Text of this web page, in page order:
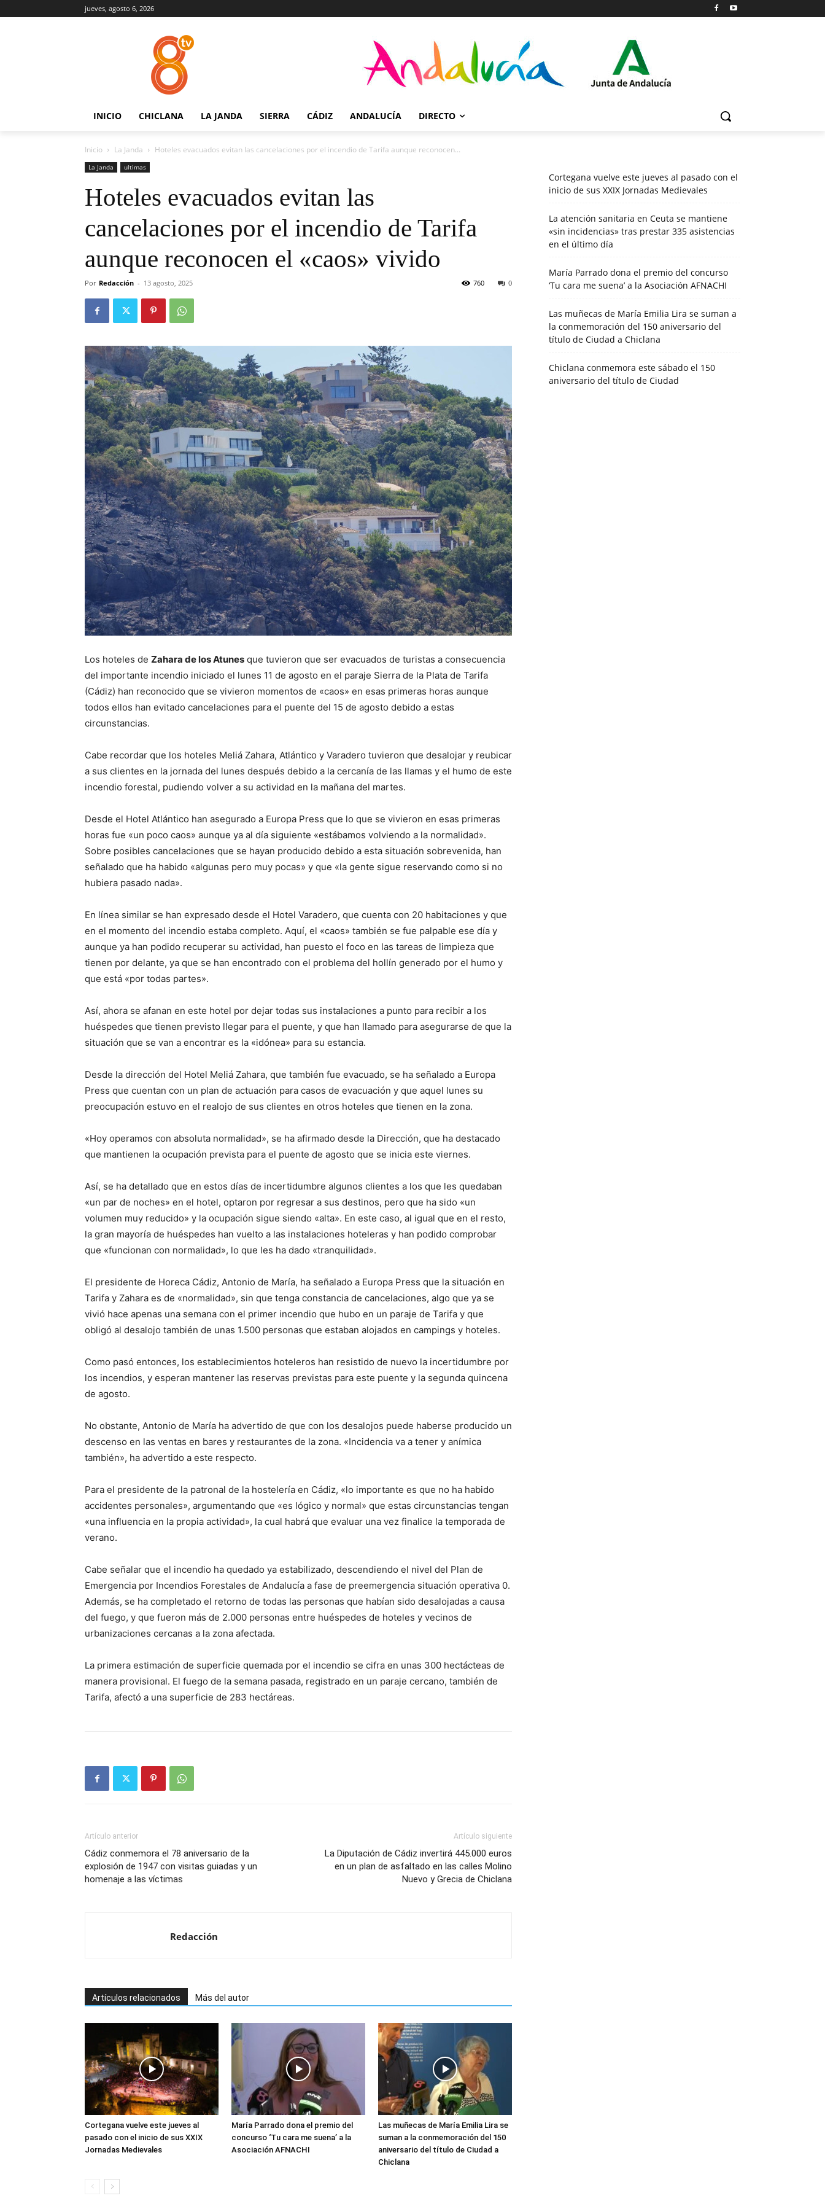
jueves, agosto 6, 2026
INICIO CHICLANA LA JANDA SIERRA CÁDIZ ANDALUCÍA DIRECTO
Inicio La Janda Hoteles evacuados evitan las cancelaciones por el incendio de Tarifa aunque reconocen...
La Janda ultimas
Hoteles evacuados evitan las
cancelaciones por el incendio de Tarifa
aunque reconocen el «caos» vivido
Por Redacción - 13 agosto, 2025 0
760
Los hoteles de Zahara de los Atunes que tuvieron que ser evacuados de turistas a consecuencia
del importante incendio iniciado el lunes 11 de agosto en el paraje Sierra de la Plata de Tarifa
(Cádiz) han reconocido que se vivieron momentos de «caos» en esas primeras horas aunque
todos ellos han evitado cancelaciones para el puente del 15 de agosto debido a estas
circunstancias.
Cabe recordar que los hoteles Meliá Zahara, Atlántico y Varadero tuvieron que desalojar y reubicar
a sus clientes en la jornada del lunes después debido a la cercanía de las llamas y el humo de este
incendio forestal, pudiendo volver a su actividad en la mañana del martes.
Desde el Hotel Atlántico han asegurado a Europa Press que lo que se vivieron en esas primeras
horas fue «un poco caos» aunque ya al día siguiente «estábamos volviendo a la normalidad».
Sobre posibles cancelaciones que se hayan producido debido a esta situación sobrevenida, han
señalado que ha habido «algunas pero muy pocas» y que «la gente sigue reservando como si no
hubiera pasado nada».
En línea similar se han expresado desde el Hotel Varadero, que cuenta con 20 habitaciones y que
en el momento del incendio estaba completo. Aquí, el «caos» también se fue palpable ese día y
aunque ya han podido recuperar su actividad, han puesto el foco en las tareas de limpieza que
tienen por delante, ya que se han encontrado con el problema del hollín generado por el humo y
que está «por todas partes».
Así, ahora se afanan en este hotel por dejar todas sus instalaciones a punto para recibir a los
huéspedes que tienen previsto llegar para el puente, y que han llamado para asegurarse de que la
situación que se van a encontrar es la «idónea» para su estancia.
Desde la dirección del Hotel Meliá Zahara, que también fue evacuado, se ha señalado a Europa
Press que cuentan con un plan de actuación para casos de evacuación y que aquel lunes su
preocupación estuvo en el realojo de sus clientes en otros hoteles que tienen en la zona.
«Hoy operamos con absoluta normalidad», se ha afirmado desde la Dirección, que ha destacado
que mantienen la ocupación prevista para el puente de agosto que se inicia este viernes.
Así, se ha detallado que en estos días de incertidumbre algunos clientes a los que les quedaban
«un par de noches» en el hotel, optaron por regresar a sus destinos, pero que ha sido «un
volumen muy reducido» y la ocupación sigue siendo «alta». En este caso, al igual que en el resto,
la gran mayoría de huéspedes han vuelto a las instalaciones hoteleras y han podido comprobar
que «funcionan con normalidad», lo que les ha dado «tranquilidad».
El presidente de Horeca Cádiz, Antonio de María, ha señalado a Europa Press que la situación en
Tarifa y Zahara es de «normalidad», sin que tenga constancia de cancelaciones, algo que ya se
vivió hace apenas una semana con el primer incendio que hubo en un paraje de Tarifa y que
obligó al desalojo también de unas 1.500 personas que estaban alojados en campings y hoteles.
Como pasó entonces, los establecimientos hoteleros han resistido de nuevo la incertidumbre por
los incendios, y esperan mantener las reservas previstas para este puente y la segunda quincena
de agosto.
No obstante, Antonio de María ha advertido de que con los desalojos puede haberse producido un
descenso en las ventas en bares y restaurantes de la zona. «Incidencia va a tener y anímica
también», ha advertido a este respecto.
Para el presidente de la patronal de la hostelería en Cádiz, «lo importante es que no ha habido
accidentes personales», argumentando que «es lógico y normal» que estas circunstancias tengan
«una influencia en la propia actividad», la cual habrá que evaluar una vez finalice la temporada de
verano.
Cabe señalar que el incendio ha quedado ya estabilizado, descendiendo el nivel del Plan de
Emergencia por Incendios Forestales de Andalucía a fase de preemergencia situación operativa 0.
Además, se ha completado el retorno de todas las personas que habían sido desalojadas a causa
del fuego, y que fueron más de 2.000 personas entre huéspedes de hoteles y vecinos de
urbanizaciones cercanas a la zona afectada.
La primera estimación de superficie quemada por el incendio se cifra en unas 300 hectácteas de
manera provisional. El fuego de la semana pasada, registrado en un paraje cercano, también de
Tarifa, afectó a una superficie de 283 hectáreas.
Artículo anterior
Cádiz conmemora el 78 aniversario de la
explosión de 1947 con visitas guiadas y un
homenaje a las víctimas
Artículo siguiente
La Diputación de Cádiz invertirá 445.000 euros
en un plan de asfaltado en las calles Molino
Nuevo y Grecia de Chiclana
Redacción
Artículos relacionados Más del autor
Cortegana vuelve este jueves al
pasado con el inicio de sus XXIX
Jornadas Medievales
María Parrado dona el premio del
concurso ‘Tu cara me suena’ a la
Asociación AFNACHI
Las muñecas de María Emilia Lira se
suman a la conmemoración del 150
aniversario del título de Ciudad a
Chiclana
Cortegana vuelve este jueves al pasado con el
inicio de sus XXIX Jornadas Medievales
La atención sanitaria en Ceuta se mantiene
«sin incidencias» tras prestar 335 asistencias
en el último día
María Parrado dona el premio del concurso
‘Tu cara me suena’ a la Asociación AFNACHI
Las muñecas de María Emilia Lira se suman a
la conmemoración del 150 aniversario del
título de Ciudad a Chiclana
Chiclana conmemora este sábado el 150
aniversario del título de Ciudad